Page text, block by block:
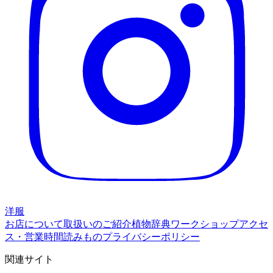
洋服
お店について取扱いのご紹介植物辞典ワークショップアクセ
ス・営業時間読みものプライバシーポリシー
関連サイト